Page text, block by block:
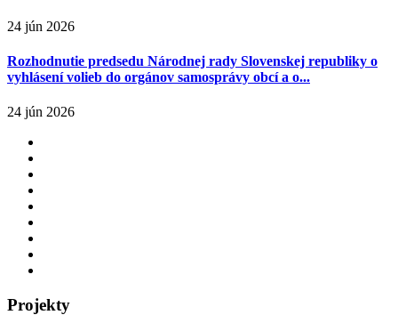
24 jún 2026
Rozhodnutie predsedu Národnej rady Slovenskej republiky o
vyhlásení volieb do orgánov samosprávy obcí a o...
24 jún 2026
Projekty